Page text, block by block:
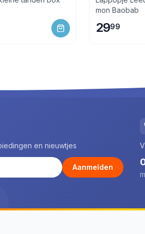
mon Baobab
2999
en nieuwtjes
Aanmelden